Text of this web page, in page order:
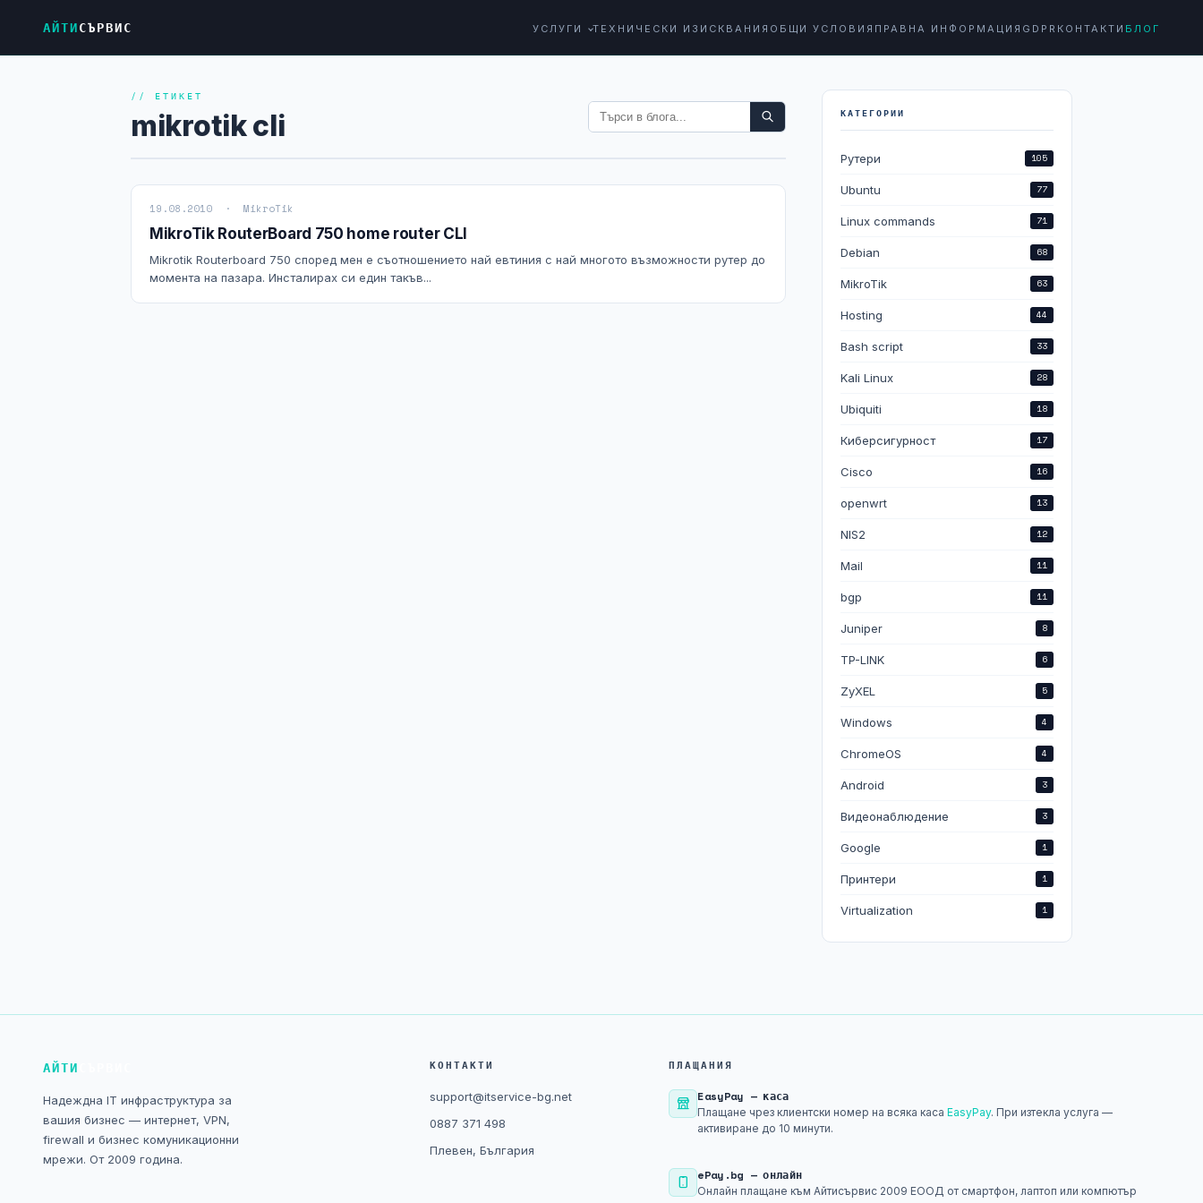
АЙТИСЪРВИС УСЛУГИ ТЕХНИЧЕСКИ ИЗИСКВАНИЯ ОБЩИ УСЛОВИЯ ПРАВНА ИНФОРМАЦИЯ GDPR КОНТАКТИ БЛОГ
// ЕТИКЕТ
mikrotik cli
19.08.2010 · MikroTik
MikroTik RouterBoard 750 home router CLI
Mikrotik Routerboard 750 според мен е съотношението най евтиния с най многото възможности рутер до
момента на пазара. Инсталирах си един такъв...
КАТЕГОРИИ
Рутери 105
Ubuntu 77
Linux commands 71
Debian 68
MikroTik 63
Hosting 44
Bash script 33
Kali Linux 28
Ubiquiti 18
Киберсигурност 17
Cisco 16
openwrt 13
NIS2 12
Mail 11
bgp 11
Juniper 8
TP-LINK 6
ZyXEL 5
Windows 4
ChromeOS 4
Android 3
Видеонаблюдение 3
Google 1
Принтери 1
Virtualization 1
АЙТИ
Надеждна IT инфраструктура за
вашия бизнес — интернет, VPN,
firewall и бизнес комуникационни
мрежи. От 2009 година.
КОНТАКТИ
support@itservice-bg.net
0887 371 498
Плевен, България
ПЛАЩАНИЯ
EasyPay — каса
Плащане чрез клиентски номер на всяка касаEasyPay. При изтекла услуга —
активиране до 10 минути.
ePay.bg — онлайн
Онлайн плащане към Айтисървис 2009 ЕООД от смартфон, лаптоп или компютър